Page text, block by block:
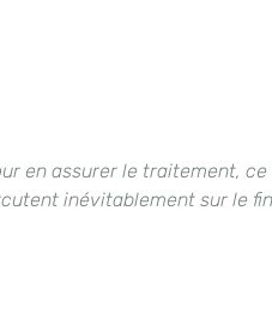
en assurer le traitement, ce
inévitablement sur le